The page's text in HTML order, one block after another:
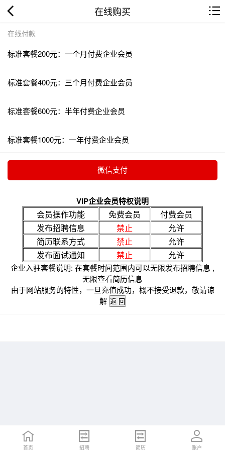
在线购买
在线付款
标准套餐200元：一个月付费企业会员
标准套餐400元：三个月付费企业会员
标准套餐600元：半年付费企业会员
标准套餐1000元：一年付费企业会员
VIP企业会员特权说明
会员操作功能 免费会员
付费会员
发布招聘信息
禁止
允许
简历联系方式
禁止
允许
发布面试通知
禁止 允许
企业入驻套餐说明: 在套餐时间范围内可以无限发布招聘信息 ,
无限查看简历信息
由于网站服务的特性，一旦充值成功，概不接受退款，敬请谅
解
首页 招聘 简历 账户